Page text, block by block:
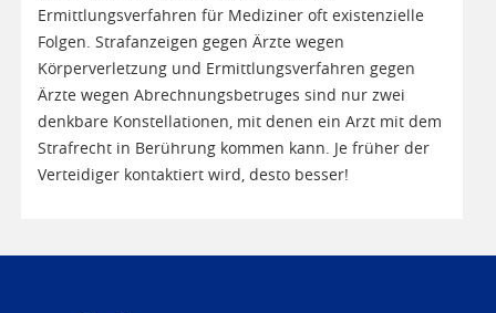
Ermittlungsverfahren für Mediziner oft existenzielle
Folgen. Strafanzeigen gegen Ärzte wegen
Körperverletzung und Ermittlungsverfahren gegen
Ärzte wegen Abrechnungsbetruges sind nur zwei
denkbare Konstellationen, mit denen ein Arzt mit dem
Strafrecht in Berührung kommen kann. Je früher der
Verteidiger kontaktiert wird, desto besser!